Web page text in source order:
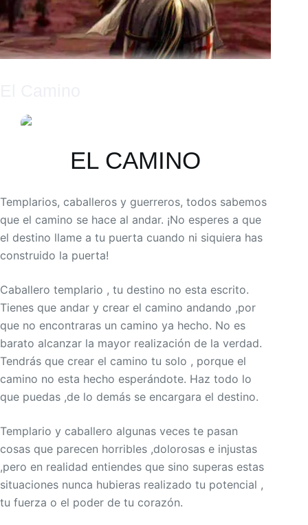
EL CAMINO
Templarios, caballeros y guerreros, todos sabemos
que el camino se hace al andar. ¡No esperes a que
el destino llame a tu puerta cuando ni siquiera has
construido la puerta!
Caballero templario , tu destino no esta escrito.
Tienes que andar y crear el camino andando ,por
que no encontraras un camino ya hecho. No es
barato alcanzar la mayor realización de la verdad.
Tendrás que crear el camino tu solo , porque el
camino no esta hecho esperándote. Haz todo lo
que puedas ,de lo demás se encargara el destino.
Templario y caballero algunas veces te pasan
cosas que parecen horribles ,dolorosas e injustas
,pero en realidad entiendes que sino superas estas
situaciones nunca hubieras realizado tu potencial ,
tu fuerza o el poder de tu corazón.